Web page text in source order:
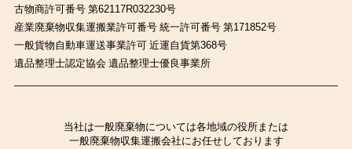
古物商許可番号 第62117R032230号
産業廃棄物収集運搬業許可番号 統一許可番号 第171852号
一般貨物自動車運送事業許可 近運自貨第368号
遺品整理士認定協会 遺品整理士優良事業所
当社は一般廃棄物については各地域の役所または
一般廃棄物収集運搬会社にお任せしております